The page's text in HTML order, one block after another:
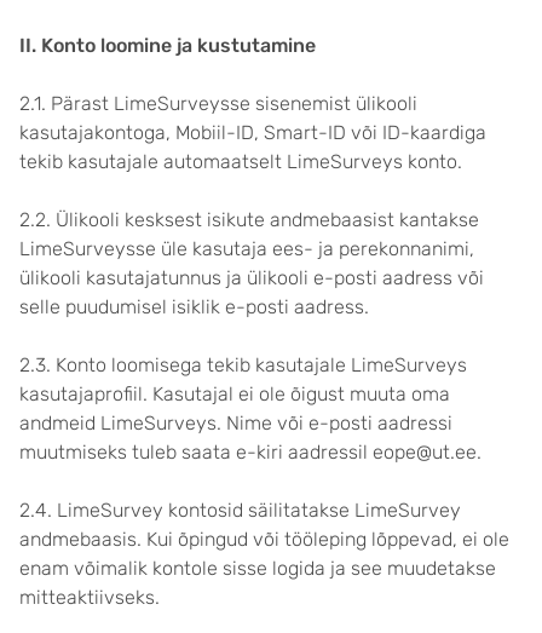
II. Konto loomine ja kustutamine
2.1. Pärast LimeSurveysse sisenemist ülikooli
kasutajakontoga, Mobiil-ID, Smart-ID või ID-kaardiga
tekib kasutajale automaatselt LimeSurveys konto.
2.2. Ülikooli kesksest isikute andmebaasist kantakse
LimeSurveysse üle kasutaja ees- ja perekonnanimi,
ülikooli kasutajatunnus ja ülikooli e-posti aadress või
selle puudumisel isiklik e-posti aadress.
2.3. Konto loomisega tekib kasutajale LimeSurveys
kasutajaprofiil. Kasutajal ei ole õigust muuta oma
andmeid LimeSurveys. Nime või e-posti aadressi
muutmiseks tuleb saata e-kiri aadressil eope@ut.ee.
2.4. LimeSurvey kontosid säilitatakse LimeSurvey
andmebaasis. Kui õpingud või tööleping lõppevad, ei ole
enam võimalik kontole sisse logida ja see muudetakse
mitteaktiivseks.